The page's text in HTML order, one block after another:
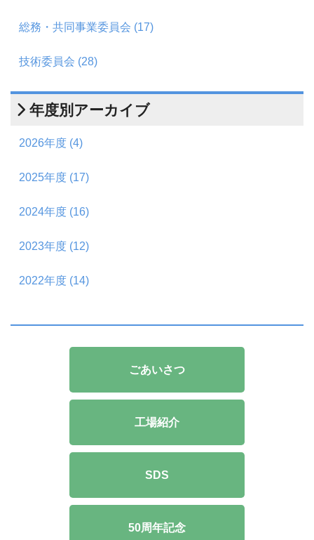
総務・共同事業委員会 (17)
技術委員会 (28)
年度別アーカイブ
2026年度 (4)
2025年度 (17)
2024年度 (16)
2023年度 (12)
2022年度 (14)
ごあいさつ
工場紹介
SDS
50周年記念